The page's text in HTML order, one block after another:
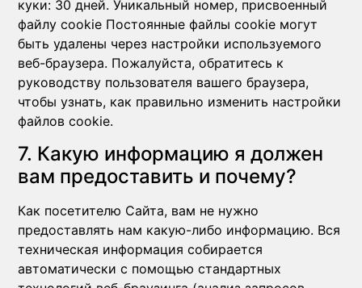
куки: 30 дней. Уникальный номер, присвоенный
файлу cookie Постоянные файлы cookie могут
быть удалены через настройки используемого
веб-браузера. Пожалуйста, обратитесь к
руководству пользователя вашего браузера,
чтобы узнать, как правильно изменить настройки
файлов cookie.
7. Какую информацию я должен
вам предоставить и почему?
Как посетителю Сайта, вам не нужно
предоставлять нам какую-либо информацию. Вся
техническая информация собирается
автоматически с помощью стандартных